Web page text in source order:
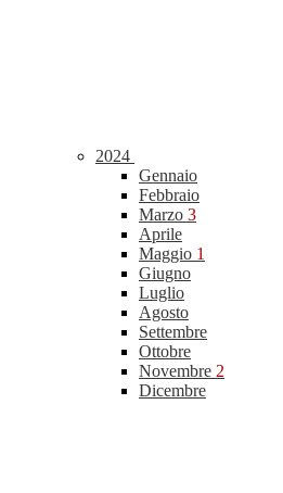
2024
Gennaio
Febbraio
Marzo 3
Aprile
Maggio 1
Giugno
Luglio
Agosto
Settembre
Ottobre
Novembre 2
Dicembre